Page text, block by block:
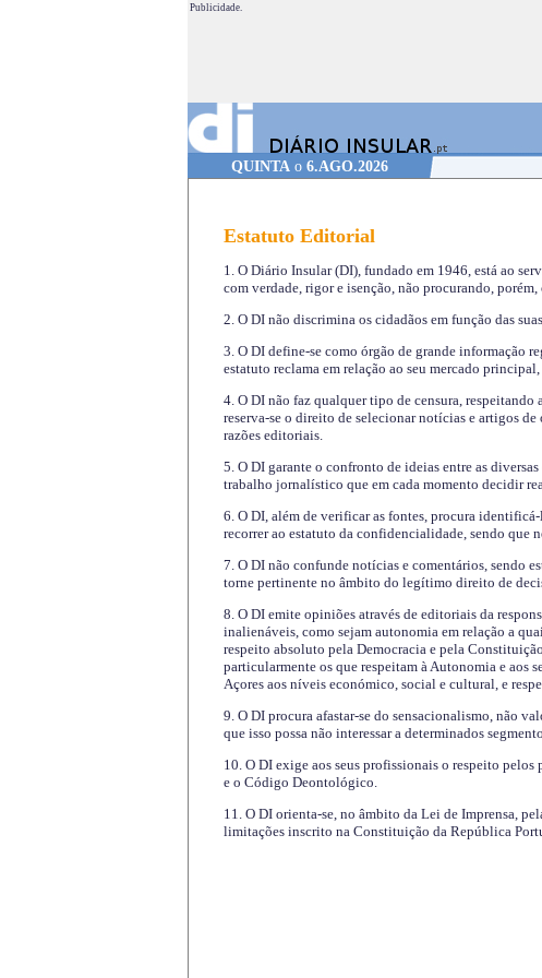
Publicidade.
QUINTA o 6.AGO.2026
Estatuto Editorial
1. O Diário Insular (DI), fundado em 1946, está ao
com verdade, rigor e isenção, não procurando,
2. O DI não discrimina os cidadãos em função das
3. O DI define-se como órgão de grande informação
estatuto reclama em relação ao seu mercado
4. O DI não faz qualquer tipo de censura,
reserva-se o direito de selecionar notícias e artigos
razões editoriais.
5. O DI garante o confronto de ideias entre as
trabalho jornalístico que em cada momento decidir
6. O DI, além de verificar as fontes, procura
recorrer ao estatuto da confidencialidade, sendo que
7. O DI não confunde notícias e comentários, sendo
torne pertinente no âmbito do legítimo direito de
8. O DI emite opiniões através de editoriais da
inalienáveis, como sejam autonomia em relação a
respeito absoluto pela Democracia e pela
particularmente os que respeitam à Autonomia e aos
Açores aos níveis económico, social e cultural, e
9. O DI procura afastar-se do sensacionalismo, não
que isso possa não interessar a determinados
10. O DI exige aos seus profissionais o respeito
e o Código Deontológico.
11. O DI orienta-se, no âmbito da Lei de Imprensa,
limitações inscrito na Constituição da República